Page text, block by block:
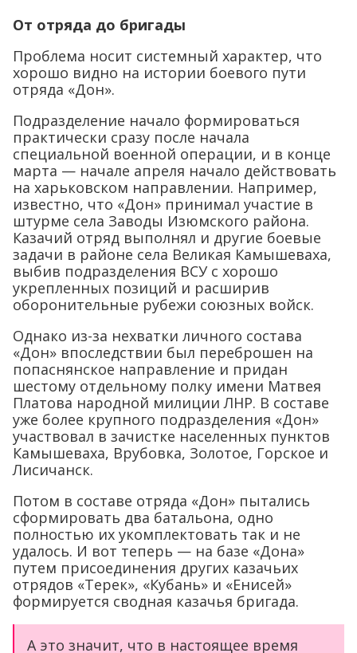
От отряда до бригады
Проблема носит системный характер, что
хорошо видно на истории боевого пути
отряда «Дон».
Подразделение начало формироваться
практически сразу после начала
специальной военной операции, и в конце
марта — начале апреля начало действовать
на харьковском направлении. Например,
известно, что «Дон» принимал участие в
штурме села Заводы Изюмского района.
Казачий отряд выполнял и другие боевые
задачи в районе села Великая Камышеваха,
выбив подразделения ВСУ с хорошо
укрепленных позиций и расширив
оборонительные рубежи союзных войск.
Однако из-за нехватки личного состава
«Дон» впоследствии был переброшен на
попаснянское направление и придан
шестому отдельному полку имени Матвея
Платова народной милиции ЛНР. В составе
уже более крупного подразделения «Дон»
участвовал в зачистке населенных пунктов
Камышеваха, Врубовка, Золотое, Горское и
Лисичанск.
Потом в составе отряда «Дон» пытались
сформировать два батальона, одно
полностью их укомплектовать так и не
удалось. И вот теперь — на базе «Дона»
путем присоединения других казачьих
отрядов «Терек», «Кубань» и «Енисей»
формируется сводная казачья бригада.
А это значит, что в настоящее время